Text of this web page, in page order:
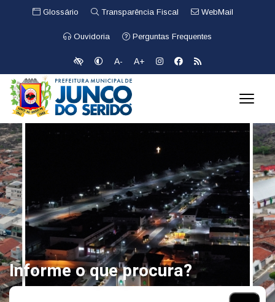
Glossário Transparência Fiscal WebMail
Ouvidoria Perguntas Frequentes
A- A+
Informe o que procura?